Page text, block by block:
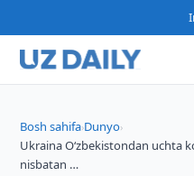
Bosh sahifa›Dunyo›
Ukraina O‘zbekistondan uchta
nisbatan …